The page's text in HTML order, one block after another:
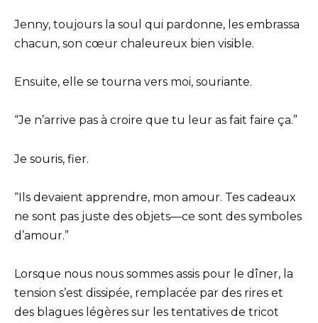
Jenny, toujours la soul qui pardonne, les embrassa
chacun, son cœur chaleureux bien visible.
Ensuite, elle se tourna vers moi, souriante.
“Je n’arrive pas à croire que tu leur as fait faire ça.”
Je souris, fier.
“Ils devaient apprendre, mon amour. Tes cadeaux
ne sont pas juste des objets—ce sont des symboles
d’amour.”
Lorsque nous nous sommes assis pour le dîner, la
tension s’est dissipée, remplacée par des rires et
des blagues légères sur les tentatives de tricot